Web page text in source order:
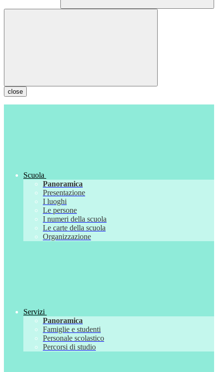
close
Scuola
Panoramica
Presentazione
I luoghi
Le persone
I numeri della scuola
Le carte della scuola
Organizzazione
Servizi
Panoramica
Famiglie e studenti
Personale scolastico
Percorsi di studio